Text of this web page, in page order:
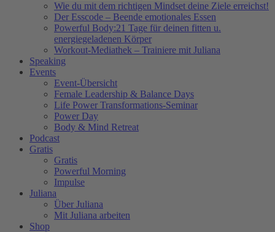
Wie du mit dem richtigen Mindset deine Ziele erreichst!
Der Esscode – Beende emotionales Essen
Powerful Body:21 Tage für deinen fitten u.
energiegeladenen Körper
Workout-Mediathek – Trainiere mit Juliana
Speaking
Events
Event-Übersicht
Female Leadership & Balance Days
Life Power Transformations-Seminar
Power Day
Body & Mind Retreat
Podcast
Gratis
Gratis
Powerful Morning
Impulse
Juliana
Über Juliana
Mit Juliana arbeiten
Shop